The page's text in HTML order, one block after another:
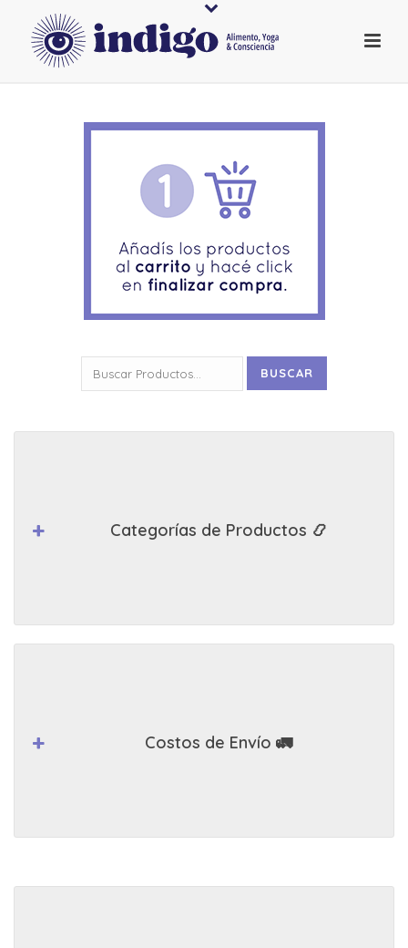
por:
BUSCAR
Categorías de Productos 📿
Costos de Envío 🚛